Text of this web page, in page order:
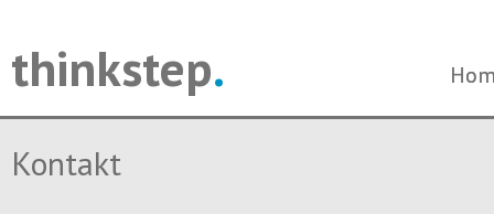
thinkstep.
Kontakt